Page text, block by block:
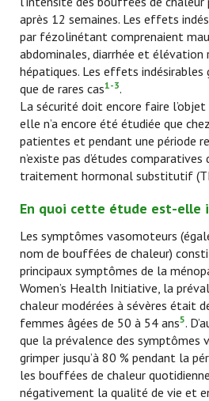
après 12 semaines. Les effets
par fézolinétant comprenaient
abdominales, diarrhée et élévation
hépatiques. Les effets indésirables
que de rares cas1-3.
La sécurité doit encore faire l’objet
elle n’a encore été étudiée que
patientes et pendant une période
n’existe pas d’études
traitement hormonal substitutif
En quoi cette étude est-elle
Les symptômes vasomoteurs
nom de bouffées de chaleur)
principaux symptômes de la
Women’s Health Initiative, la
chaleur modérées à sévères était
femmes âgées de 50 à 54 ans5.
que la prévalence des symptômes
grimper jusqu’à 80 % pendant la
les bouffées de chaleur
négativement la qualité de vie et